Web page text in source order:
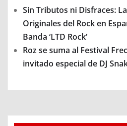
Sin Tributos ni Disfraces:
Originales del Rock en
Banda ‘LTD Rock’
Roz se suma al Festival
invitado especial de DJ